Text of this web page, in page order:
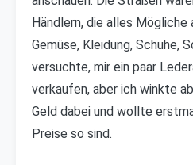
Händlern, die alles
Gemüse, Kleidung, Schuhe,
versuchte, mir ein paar
verkaufen, aber ich winkte
Geld dabei und wollte
Preise so sind.